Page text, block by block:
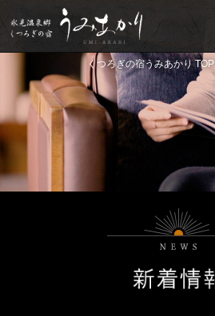
くつろぎの宿うみあかり TOP